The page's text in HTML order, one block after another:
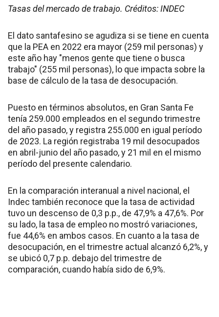
Tasas del mercado de trabajo. Créditos: INDEC
El dato santafesino se agudiza si se tiene en cuenta
que la PEA en 2022 era mayor (259 mil personas) y
este año hay "menos gente que tiene o busca
trabajo" (255 mil personas), lo que impacta sobre la
base de cálculo de la tasa de desocupación.
Puesto en términos absolutos, en Gran Santa Fe
tenía 259.000 empleados en el segundo trimestre
del año pasado, y registra 255.000 en igual período
de 2023. La región registraba 19 mil desocupados
en abril-junio del año pasado, y 21 mil en el mismo
período del presente calendario.
En la comparación interanual a nivel nacional, el
Indec también reconoce que la tasa de actividad
tuvo un descenso de 0,3 p.p., de 47,9% a 47,6%. Por
su lado, la tasa de empleo no mostró variaciones,
fue 44,6% en ambos casos. En cuanto a la tasa de
desocupación, en el trimestre actual alcanzó 6,2%, y
se ubicó 0,7 p.p. debajo del trimestre de
comparación, cuando había sido de 6,9%.